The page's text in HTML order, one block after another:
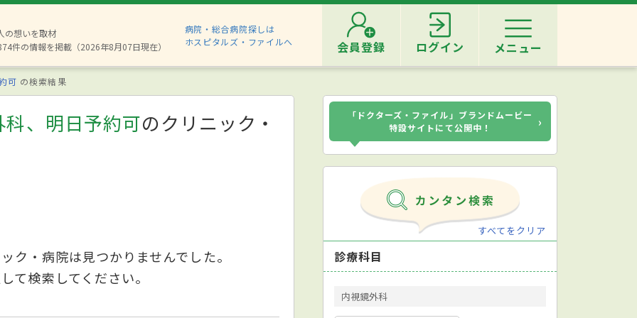
の想いを取材
件の情報を掲載（2026年8月07日現在）
病院・総合病院探しは
ホスピタルズ・ファイルへ
会員登録 ログイン メニュー
可 の検索結果
、明日予約可のクリニック・
ク・病院は見つかりませんでした。
て検索してください。
「ドクターズ・ファイル」ブランドムービー
特設サイトにて公開中！
›
すべてをクリア
診療科目
内視鏡外科